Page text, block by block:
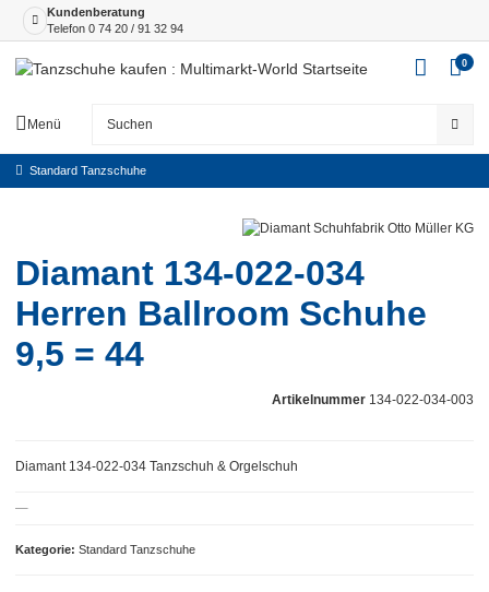
Kundenberatung
Telefon 0 74 20 / 91 32 94
Menü
0
Standard Tanzschuhe
Diamant 134-022-034
Herren Ballroom Schuhe
9,5 = 44
Artikelnummer 134-022-034-003
Kategorie Standard Tanzschuhe
Diamant 134-022-034 Tanzschuh & Orgelschuh